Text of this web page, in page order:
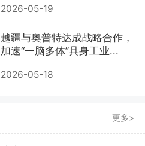
2026-05-19
越疆与奥普特达成战略合作，
加速“一脑多体”具身工业...
2026-05-18
更多>